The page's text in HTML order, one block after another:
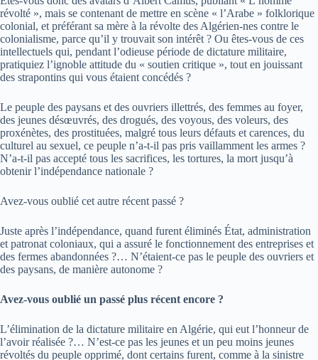
révolté », mais se contenant de mettre en scène « l’Arabe » folklorique
colonial, et préférant sa mère à la révolte des Algérien-nes contre le
colonialisme, parce qu’il y trouvait son intérêt ? Ou êtes-vous de ces
intellectuels qui, pendant l’odieuse période de dictature militaire,
pratiquiez l’ignoble attitude du « soutien critique », tout en jouissant
des strapontins qui vous étaient concédés ?
Le peuple des paysans et des ouvriers illettrés, des femmes au foyer,
des jeunes désœuvrés, des drogués, des voyous, des voleurs, des
proxénètes, des prostituées, malgré tous leurs défauts et carences, du
culturel au sexuel, ce peuple n’a-t-il pas pris vaillamment les armes ?
N’a-t-il pas accepté tous les sacrifices, les tortures, la mort jusqu’à
obtenir l’indépendance nationale ?
Avez-vous oublié cet autre récent passé ?
Juste après l’indépendance, quand furent éliminés État, administration
et patronat coloniaux, qui a assuré le fonctionnement des entreprises et
des fermes abandonnées ?… N’étaient-ce pas le peuple des ouvriers et
des paysans, de manière autonome ?
Avez-vous oublié un passé plus récent encore ?
L’élimination de la dictature militaire en Algérie, qui eut l’honneur de
l’avoir réalisée ?… N’est-ce pas les jeunes et un peu moins jeunes
révoltés du peuple opprimé, dont certains furent, comme à la sinistre